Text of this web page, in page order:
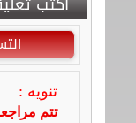
تنويه :
تتم